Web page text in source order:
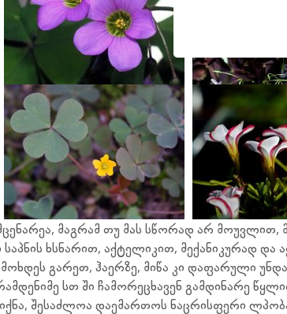
მაგრამ თუ მას სწორად არ მოუვლით,
საპნის ხსნარით, აქტელიკით, მექანიკურად და
გარეთ, ჰაერზე, მიწა კი დაფარული
სთ ში ჩამორეცხავენ გამდინარე
შესაძლოა დაემართოს ნაცრისფერი